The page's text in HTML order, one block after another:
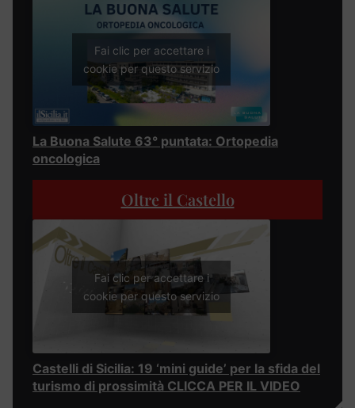
Fai clic per accettare i
cookie per questo servizio
La Buona Salute 63° puntata: Ortopedia
oncologica
Oltre il Castello
Fai clic per accettare i
cookie per questo servizio
Castelli di Sicilia: 19 ‘mini guide’ per la sfida del
turismo di prossimità CLICCA PER IL VIDEO